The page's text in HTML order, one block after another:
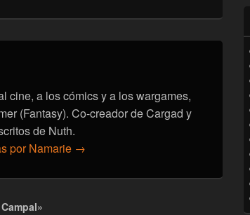
cine, a los cómics y a los wargames,
(Fantasy). Co-creador de Cargad y
de Nuth.
por Namarie →